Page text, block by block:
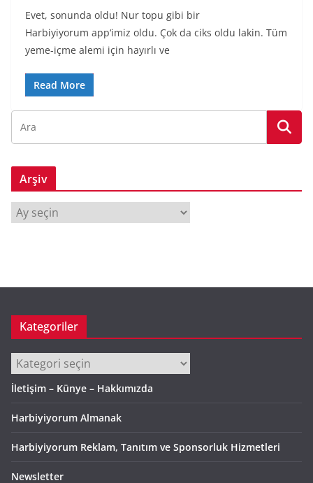
Evet, sonunda oldu! Nur topu gibi bir
Harbiyiyorum app‘imiz oldu. Çok da ciks oldu lakin. Tüm
yeme-içme alemi için hayırlı ve
Read More
Arşiv
Kategoriler
Kategoriler
İletişim – Künye – Hakkımızda
Harbiyiyorum Almanak
Harbiyiyorum Reklam, Tanıtım ve Sponsorluk Hizmetleri
Newsletter